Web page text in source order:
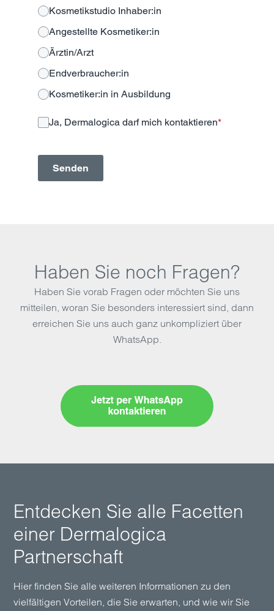
Kosmetikstudio Inhaber:in
Angestellte Kosmetiker:in
Ärztin/Arzt
Endverbraucher:in
Kosmetiker:in in Ausbildung
Ja, Dermalogica darf mich kontaktieren*
Senden
Haben Sie noch Fragen?
Haben Sie vorab Fragen oder möchten Sie uns
mitteilen, woran Sie besonders interessiert sind, dann
erreichen Sie uns auch ganz unkompliziert über
WhatsApp.
Entdecken Sie alle Facetten
einer Dermalogica
Partnerschaft
Hier finden Sie alle weiteren Informationen zu den
vielfältigen Vorteilen, die Sie erwarten, und wie wir Sie